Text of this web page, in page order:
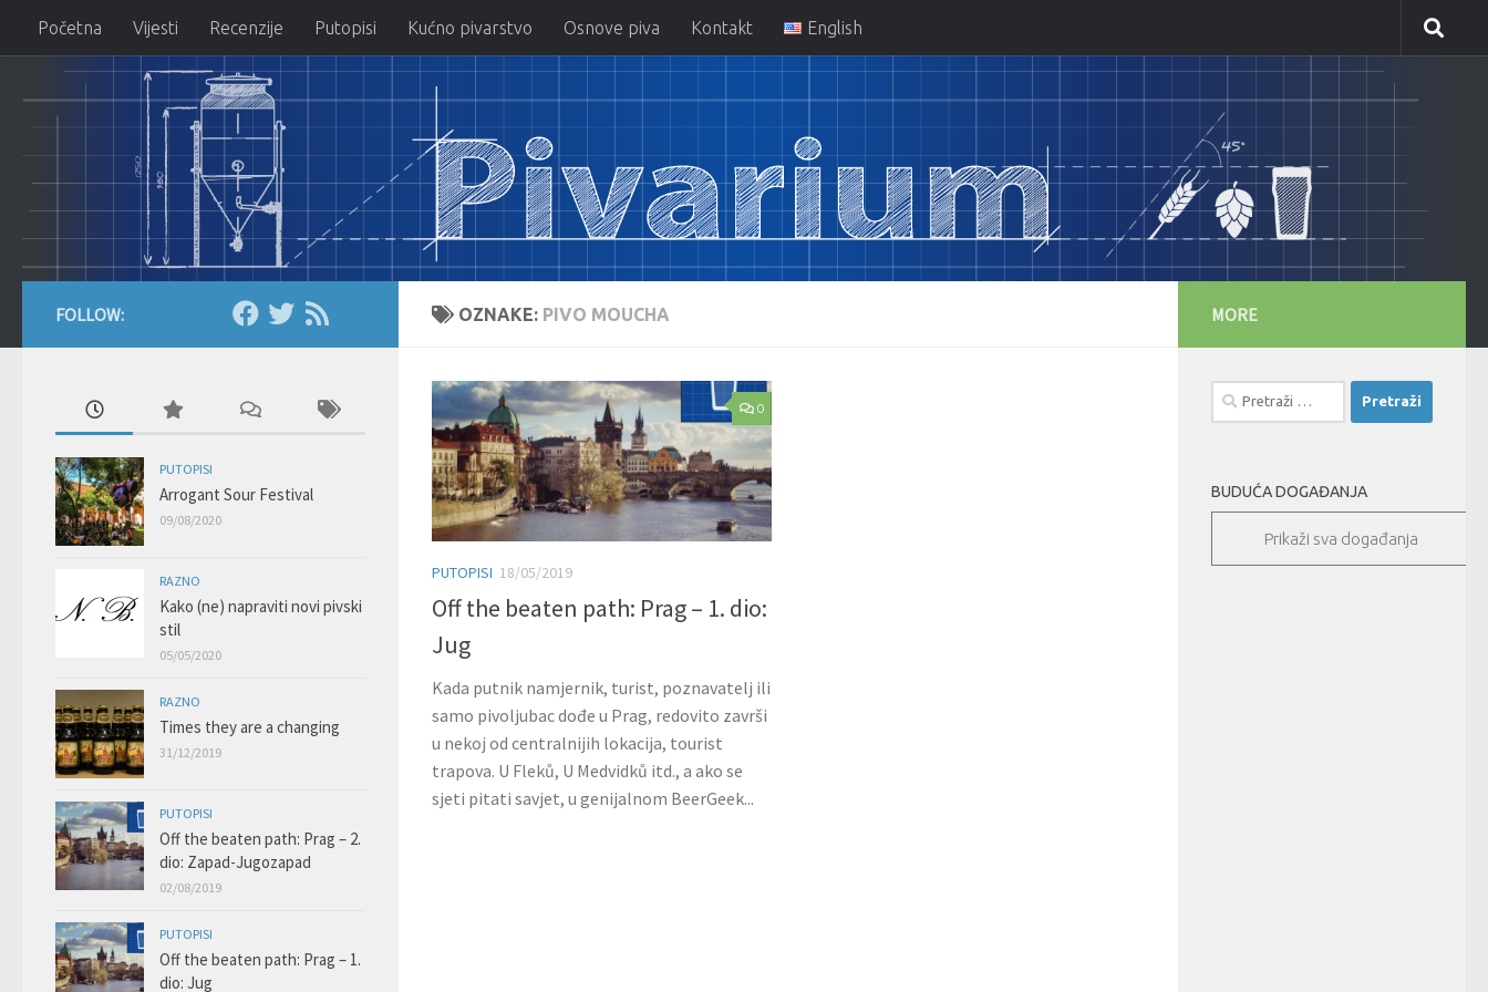
Skip to content
Početna Vijesti Recenzije Putopisi Kućno pivarstvo Osnove piva Kontakt English
OZNAKE: PIVO MOUCHA
0
PUTOPISI 18/05/2019
Off the beaten path: Prag – 1. dio:
Jug
Kada putnik namjernik, turist, poznavatelj ili
samo pivoljubac dođe u Prag, redovito završi
u nekoj od centralnijih lokacija, tourist
trapova. U Fleků, U Medvidků itd., a ako se
sjeti pitati savjet, u genijalnom BeerGeek...
FOLLOW:
PUTOPISI
Arrogant Sour Festival
09/08/2020
RAZNO
Kako (ne) napraviti novi pivski
stil
05/05/2020
RAZNO
Times they are a changing
31/12/2019
PUTOPISI
Off the beaten path: Prag – 2.
dio: Zapad-Jugozapad
02/08/2019
PUTOPISI
Off the beaten path: Prag – 1.
dio: Jug
MORE
Pretraži:
BUDUĆA DOGAĐANJA
Prikaži sva događanja